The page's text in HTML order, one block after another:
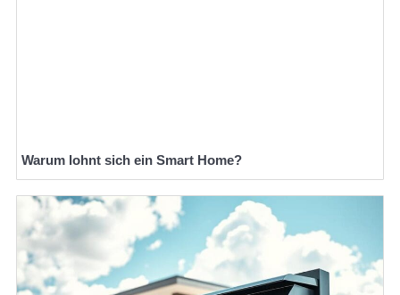
Warum lohnt sich ein Smart Home?